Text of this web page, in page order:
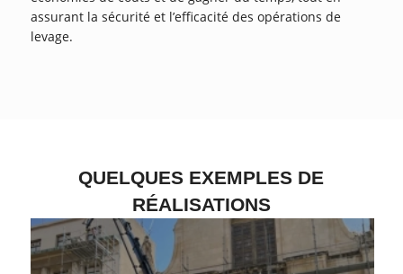
assurant la sécurité et l’efficacité des opérations de
levage.
QUELQUES EXEMPLES DE
RÉALISATIONS